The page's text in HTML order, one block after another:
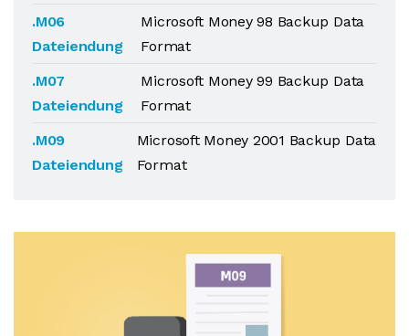
.M06
Dateiendung
Microsoft Money 98 Backup Data
Format
.M07
Dateiendung
Microsoft Money 99 Backup Data
Format
.M09
Dateiendung
Microsoft Money 2001 Backup Data
Format